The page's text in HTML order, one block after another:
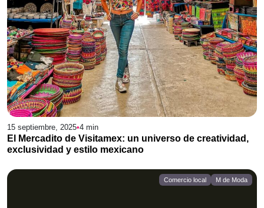
15 septiembre, 2025•4 min
El Mercadito de Visitamex: un universo de creatividad,
exclusividad y estilo mexicano
Comercio local M de Moda